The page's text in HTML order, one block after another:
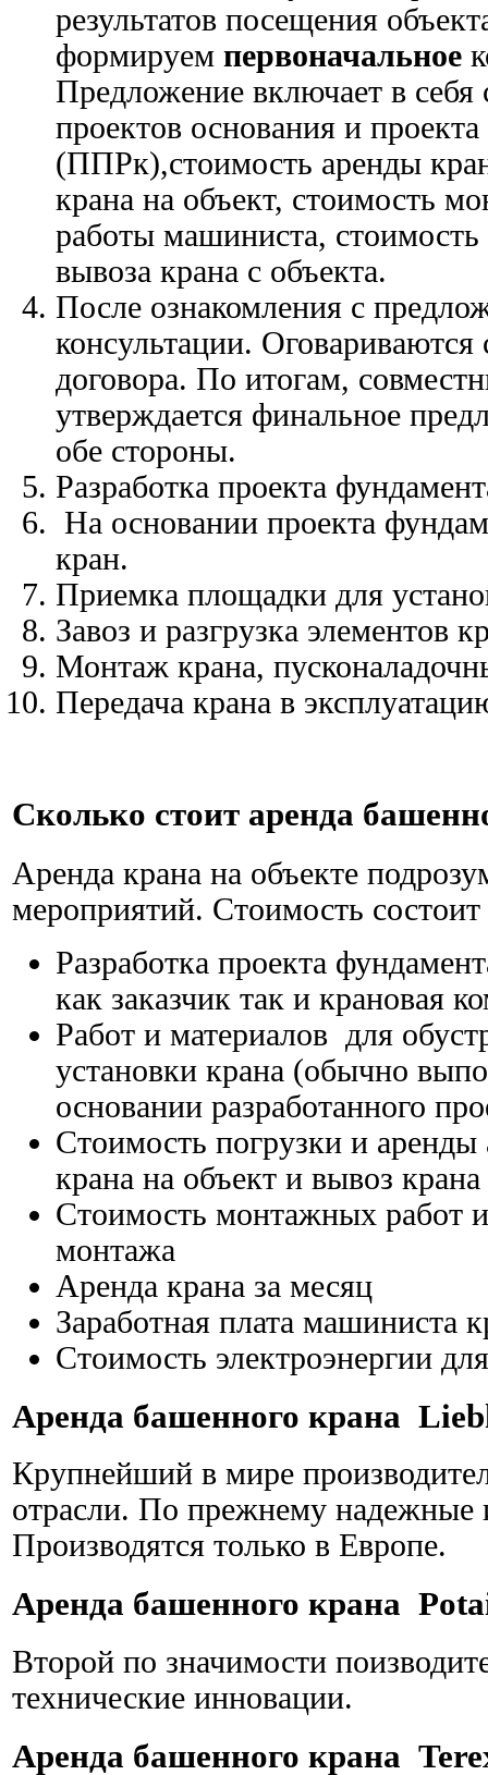
результатов посещения
формируем первоначальное
Предложение включает в себя
проектов основания и
(ППРк),стоимость аренды
крана на объект, стоимость
работы машиниста,
вывоза крана с объекта.
После ознакомления с
консультации.
договора. По итогам,
утверждается финальное
обе стороны.
Разработка проекта
На основании проекта
кран.
Приемка площадки для
Завоз и разгрузка элементов
Монтаж крана,
Передача крана в
Сколько стоит аренда
Аренда крана на объекте
мероприятий. Стоимость состоит
Разработка проекта
как заказчик так и крановая
Работ и материалов для
установки крана (обычно
основании разработанного
Стоимость погрузки и аренды
крана на объект и вывоз крана
Стоимость монтажных работ
монтажа
Аренда крана за месяц
Заработная плата машиниста
Стоимость электроэнергии
Аренда башенного крана
Крупнейший в мире
отрасли. По прежнему
Производятся только в Европе.
Аренда башенного крана
Второй по значимости
технические инновации.
Аренда башенного крана